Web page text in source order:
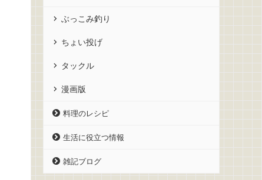
ぶっこみ釣り
ちょい投げ
タックル
漫画版
料理のレシピ
生活に役立つ情報
雑記ブログ